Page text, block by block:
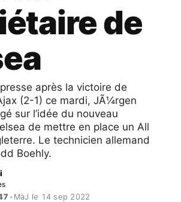
de
après la victoire de
(2-1) ce mardi, JÃ¼rgen
sur l’idée du nouveau
de mettre en place un All
Le technicien allemand
Boehly.
• MàJ le 14 sep 2022